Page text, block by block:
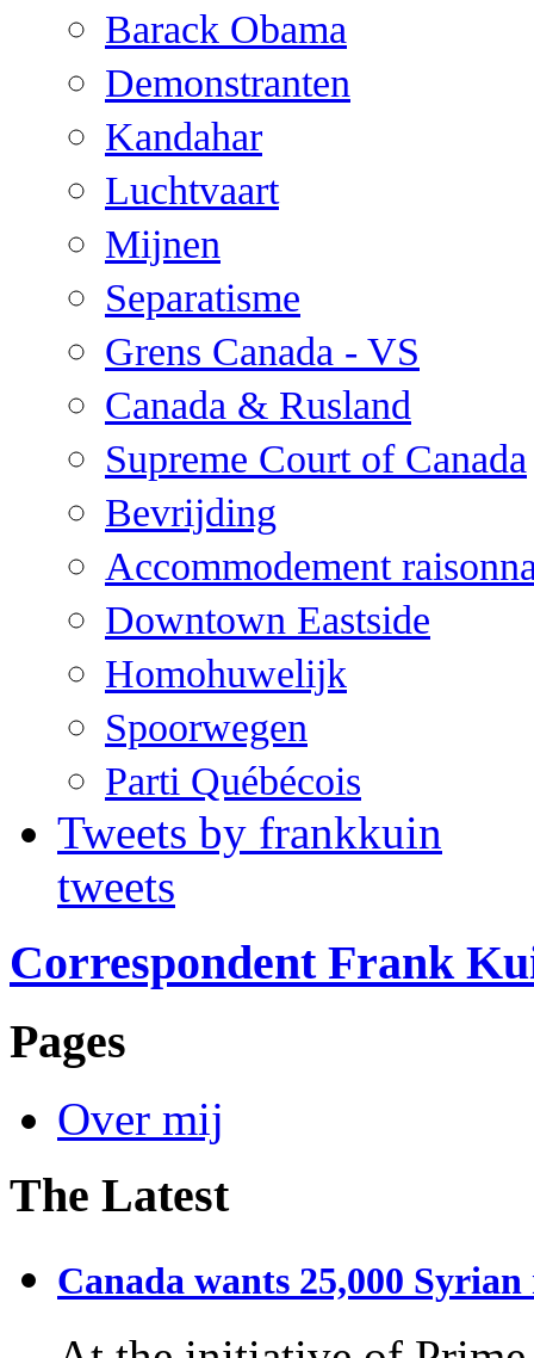
Barack Obama
Demonstranten
Kandahar
Luchtvaart
Mijnen
Separatisme
Grens Canada - VS
Canada & Rusland
Supreme Court of Canada
Bevrijding
Accommodement
Downtown Eastside
Homohuwelijk
Spoorwegen
Parti Québécois
Tweets by frankkuin
tweets
Correspondent Frank
Pages
Over mij
The Latest
Canada wants 25,000 Syrian